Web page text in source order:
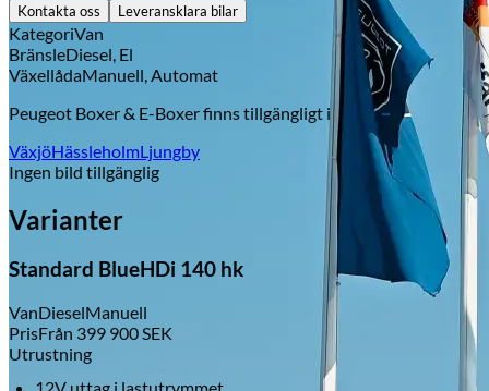
Kontakta oss Leveransklara bilar
KategoriVan
BränsleDiesel, El
VäxellådaManuell, Automat
Peugeot Boxer & E-Boxerfinns tillgängligt i
VäxjöHässleholmLjungby
Ingen bild tillgänglig
Varianter
Standard BlueHDi 140 hk
VanDieselManuell
PrisFrån 399 900 SEK
Utrustning
12V uttag i lastutrymmet